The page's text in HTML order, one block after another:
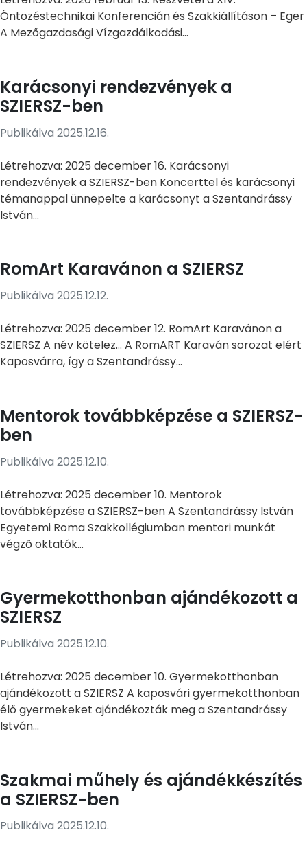
Öntözéstechnikai Konferencián és Szakkiállításon – Eger
A Mezőgazdasági Vízgazdálkodási...
Karácsonyi rendezvények a
SZIERSZ-ben
Publikálva 2025.12.16.
Létrehozva: 2025 december 16. Karácsonyi
rendezvények a SZIERSZ-ben Koncerttel és karácsonyi
témanappal ünnepelte a karácsonyt a Szentandrássy
István...
RomArt Karavánon a SZIERSZ
Publikálva 2025.12.12.
Létrehozva: 2025 december 12. RomArt Karavánon a
SZIERSZ A név kötelez... A RomART Karaván sorozat elért
Kaposvárra, így a Szentandrássy...
Mentorok továbbképzése a SZIERSZ-
ben
Publikálva 2025.12.10.
Létrehozva: 2025 december 10. Mentorok
továbbképzése a SZIERSZ-ben A Szentandrássy István
Egyetemi Roma Szakkollégiumban mentori munkát
végző oktatók...
Gyermekotthonban ajándékozott a
SZIERSZ
Publikálva 2025.12.10.
Létrehozva: 2025 december 10. Gyermekotthonban
ajándékozott a SZIERSZ A kaposvári gyermekotthonban
élő gyermekeket ajándékozták meg a Szentandrássy
István...
Szakmai műhely és ajándékkészítés
a SZIERSZ-ben
Publikálva 2025.12.10.